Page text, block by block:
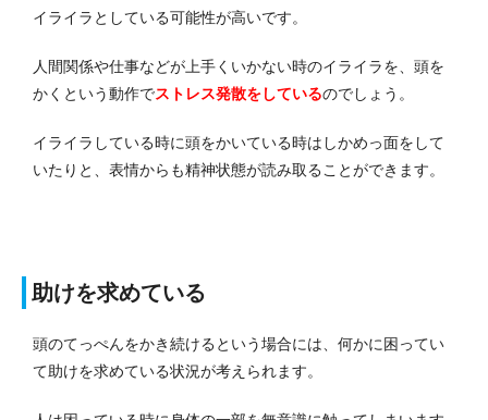
イライラとしている可能性が高いです。
人間関係や仕事などが上手くいかない時のイライラを、頭を
かくという動作でストレス発散をしているのでしょう。
イライラしている時に頭をかいている時はしかめっ面をして
いたりと、表情からも精神状態が読み取ることができます。
助けを求めている
頭のてっぺんをかき続けるという場合には、何かに困ってい
て助けを求めている状況が考えられます。